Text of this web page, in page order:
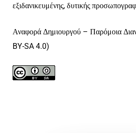
εξιδανικευμένης, δυτικής
Αναφορά Δημιουργού – Παρόμοια
BY-SA 4.0)